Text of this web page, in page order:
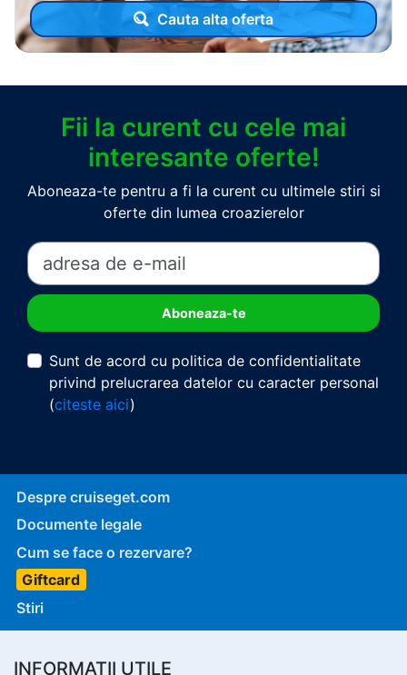
Cauta alta oferta
Fii la curent cu cele mai
interesante oferte!
Aboneaza-te pentru a fi la curent cu ultimele stiri si
oferte din lumea croazierelor
Sunt de acord cu politica de confidentialitate
privind prelucrarea datelor cu caracter personal
(citeste aici)
Despre cruiseget.com
Documente legale
Cum se face o rezervare?
Giftcard
Stiri
INFORMATII UTILE